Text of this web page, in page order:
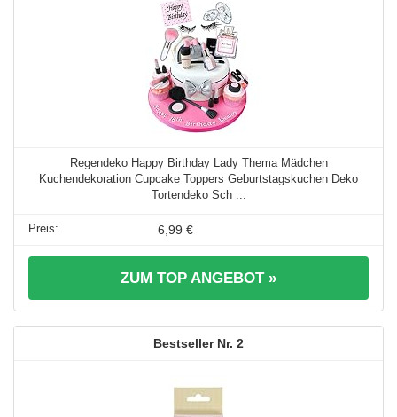
Regendeko Happy Birthday Lady Thema Mädchen
Kuchendekoration Cupcake Toppers Geburtstagskuchen Deko
Tortendeko Sch ...
6,99 €
ZUM TOP ANGEBOT »
2